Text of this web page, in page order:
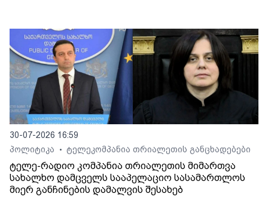
30-07-2026 16:59
პოლიტიკა
• ტელეკომპანია თრიალეთის განცხადებები
ტელე-რადიო კომპანია თრიალეთის მიმართვა
სახალხო დამცველს სააპელაციო სასამართლოს
მიერ განჩინების დამალვის შესახებ